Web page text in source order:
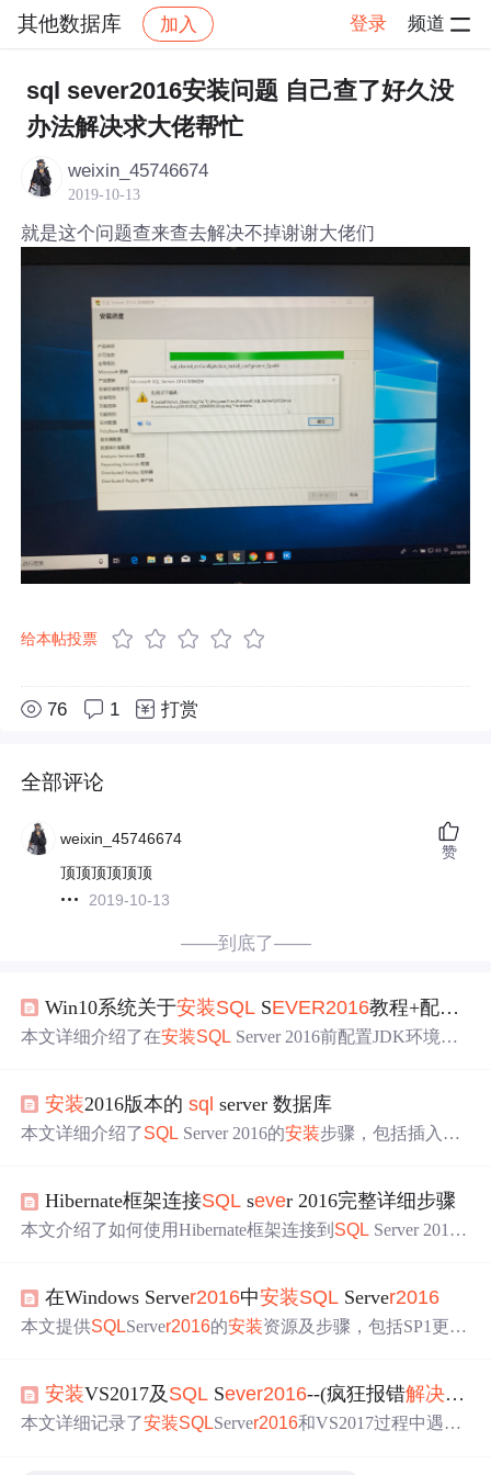
其他数据库 加入 登录 频道
社区 其他数据库 帖子详情
sql sever2016安装问题 自己查了好久没
办法解决求大佬帮忙
weixin_45746674
2019-10-13
就是这个问题查来查去解决不掉谢谢大佬们
给本帖投票
76 1 打赏
全部评论
weixin_45746674
顶顶顶顶顶顶
2019-10-13
赞
——到底了——
Win10系统关于安装SQL SEVER2016教程+配置JDK环境出现javac出现既不是内部指令又不是外部指令的
本文详细介绍了在安装SQL Server 2016前配置JDK环境的
功。安装2016版本的sql server 数据库
本文详细介绍了SQL Server 2016的安装步骤，包括插入 安
能实现远程管理SQL服务器的操作，如登录数据库、开启
服务、测试连接等。
Hibernate框架连接SQL sever 2016完整详细步骤
本文介绍了如何使用Hibernate框架连接到 SQL Server 2016
nate开发能力、生成POJO类和映射文件，以及测试连接的
正确性。
在Windows Server2016中安装SQL Server2016
本文提供SQLServer2016的安装资源及步骤，包括SP1更新
安装VS2017及 SQL Sever2016--(疯狂报错解决合集)
本文详细记录了安装SQLServer2016和VS2017过程中遇到